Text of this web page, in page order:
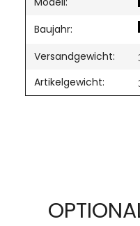
Baujahr:
Versandgewicht:
Artikelgewicht: